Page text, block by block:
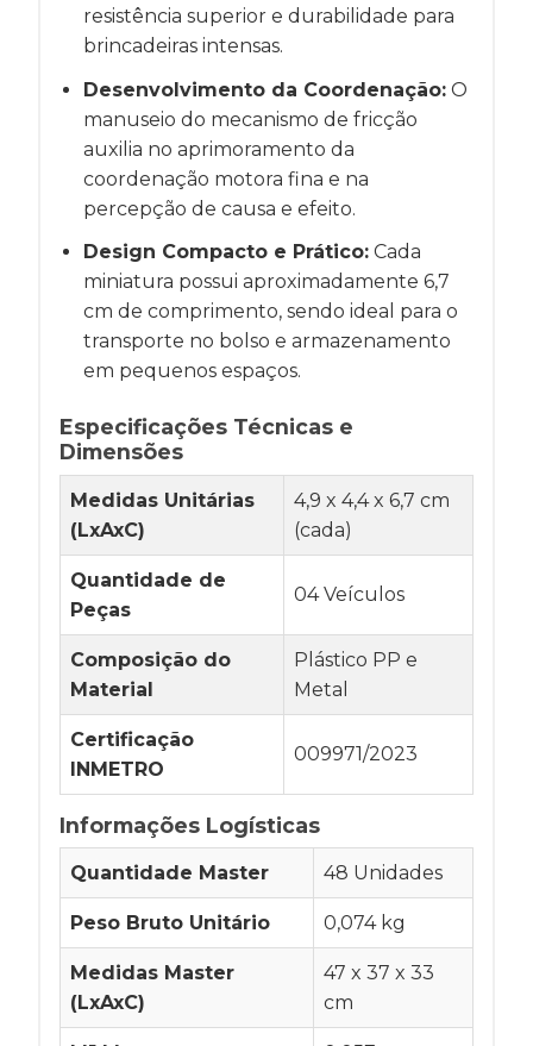
resistência superior e durabilidade para
brincadeiras intensas.
Desenvolvimento da Coordenação: O
manuseio do mecanismo de fricção
auxilia no aprimoramento da
coordenação motora fina e na
percepção de causa e efeito.
Design Compacto e Prático: Cada
miniatura possui aproximadamente 6,7
cm de comprimento, sendo ideal para o
transporte no bolso e armazenamento
em pequenos espaços.
Especificações Técnicas e
Dimensões
Medidas Unitárias
(LxAxC)
4,9 x 4,4 x 6,7 cm
(cada)
Quantidade de
Peças
04 Veículos
Composição do
Material
Plástico PP e
Metal
Certificação
INMETRO
009971/2023
Informações Logísticas
Quantidade Master 48 Unidades
Peso Bruto Unitário 0,074 kg
Medidas Master
(LxAxC)
47 x 37 x 33
cm